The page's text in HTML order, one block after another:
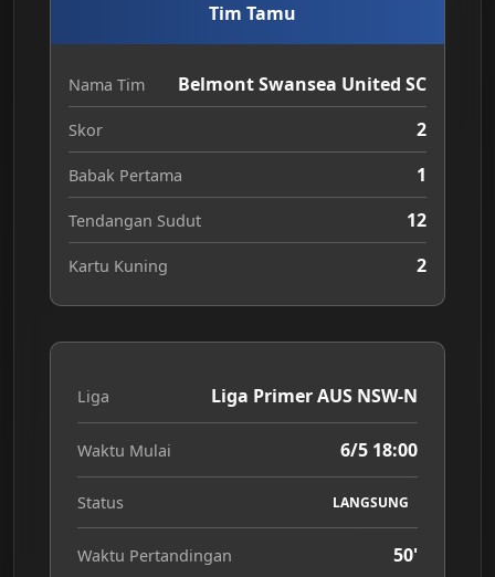
Tim Tamu
Nama Tim Belmont Swansea United SC
Skor 2
Babak Pertama 1
Tendangan Sudut 12
Kartu Kuning 2
Liga Liga Primer AUS NSW-N
Waktu Mulai 6/5 18:00
Status LANGSUNG
Waktu Pertandingan 50'